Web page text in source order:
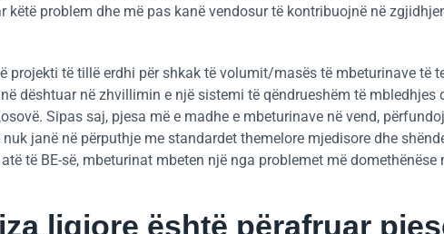
këtë problem dhe më pas kanë vendosur të kontribuojnë në
projekti të tillë erdhi për shkak të volumit/masës të mbeturinave të
dështuar në zhvillimin e një sistemi të qëndrueshëm të mbledhjes
Sipas saj, pjesa më e madhe e mbeturinave në vend,
janë në përputhje me standardet themelore mjedisore dhe
të BE-së, mbeturinat mbeten një nga problemet më domethënëse
ligjore është përafruar